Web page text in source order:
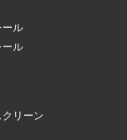
ール
ール
クリーン